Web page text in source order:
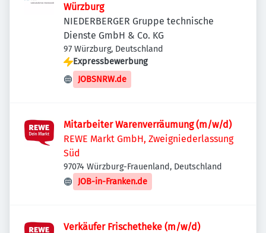
Würzburg
NIEDERBERGER Gruppe technische
Dienste GmbH & Co. KG
97 Würzburg, Deutschland
Expressbewerbung
JOBSNRW.de
Mitarbeiter Warenverräumung (m/w/d)
REWE Markt GmbH, Zweigniederlassung
Süd
97074 Würzburg-Frauenland, Deutschland
JOB-in-Franken.de
Verkäufer Frischetheke (m/w/d)